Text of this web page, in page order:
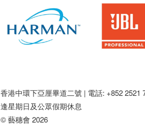
香港中環下亞厘畢道二號 | 電話: +852 2521
逢星期日及公眾假期休息
© 藝穗會 2026